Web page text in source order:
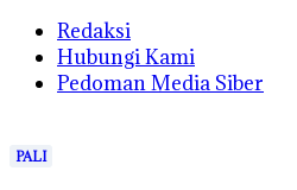
Redaksi
Hubungi Kami
Pedoman Media Siber
PALI